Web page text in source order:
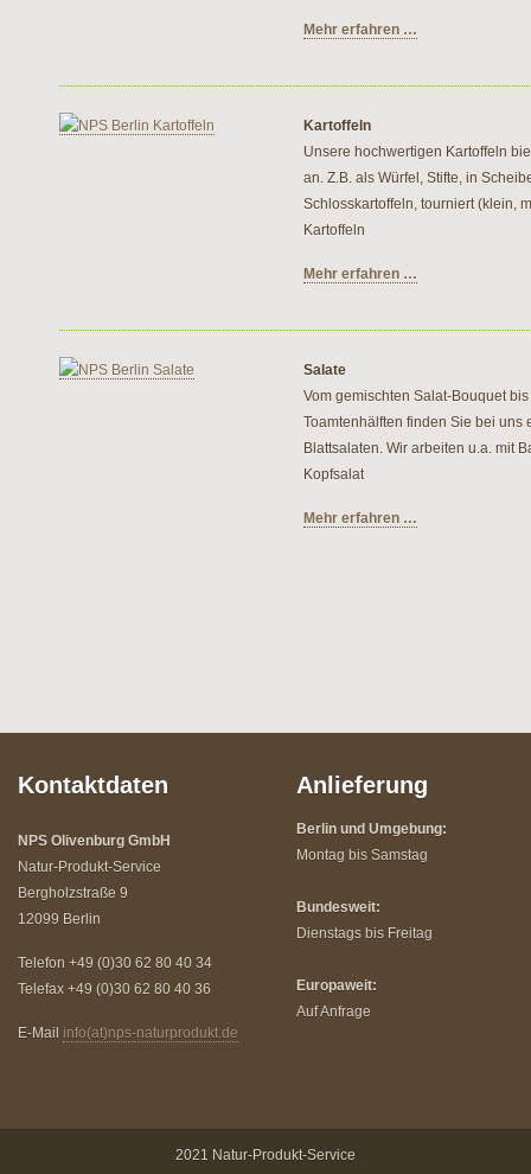
Mehr erfahren …
Kartoffeln
Unsere hochwertigen Kartoffeln
an. Z.B. als Würfel, Stifte, in
Schlosskartoffeln, tourniert (klein,
Kartoffeln
Mehr erfahren …
Salate
Vom gemischten Salat-Bouquet
Toamtenhälften finden Sie bei uns
Blattsalaten. Wir arbeiten u.a. mit
Kopfsalat
Mehr erfahren …
Kontaktdaten
NPS Olivenburg GmbH
Natur-Produkt-Service
Bergholzstraße 9
12099 Berlin
Telefon +49 (0)30 62 80 40 34
Telefax +49 (0)30 62 80 40 36
E-Mail info(at)nps-naturprodukt.de
Anlieferung
Berlin und Umgebung:
Montag bis Samstag
Bundesweit:
Dienstags bis Freitag
Europaweit:
Auf Anfrage
2021 Natur-Produkt-Service